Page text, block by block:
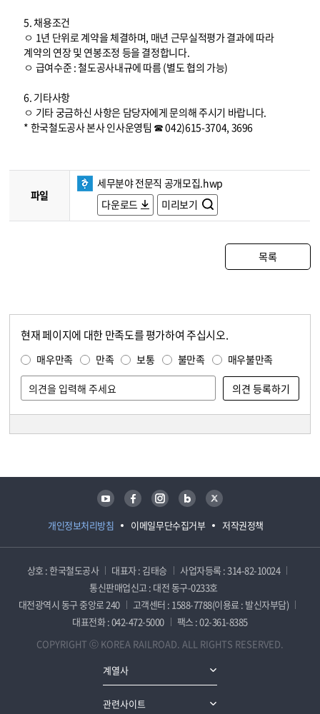
5. 채용조건
ㅇ 1년 단위로 계약을 체결하며, 매년 근무실적평가 결과에 따라
계약의 연장 및 연봉조정 등을 결정합니다.
ㅇ 급여수준 : 철도공사내규에 따름 (별도 협의 가능)
6. 기타사항
ㅇ 기타 궁금하신 사항은 담당자에게 문의해 주시기 바랍니다.
* 한국철도공사 본사 인사운영팀 ☎ 042)615-3704, 3696
파일
세무분야 전문직 공개모집.hwp
다운로드
미리보기
목록
현재 페이지에 대한 만족도를 평가하여 주십시오.
매우만족 만족 보통 불만족 매우불만족
개인정보처리방침 이메일무단수집거부 저작권정책
유튜브 페이스북 인스타그램 블로그 트위터
상호 : 한국철도공사 대표자 : 김태승
사업자등록 : 314-82-10024
통신판매업신고 : 대전 동구-0233호
대전광역시 동구 중앙로 240
고객센터 : 1588-7788(이용료 : 발신자부담)
대표전화 : 042-472-5000
팩스 : 02-361-8385
COPYRIGHT ⓒ KOREA RAILROAD. ALL RIGHTS RESERVED.
계열사
관련사이트